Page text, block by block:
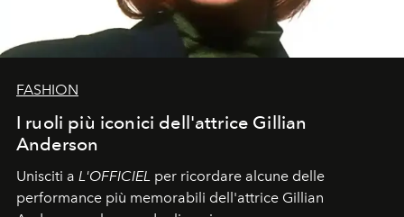
FASHION
I ruoli più iconici dell'attrice Gillian
Anderson
Unisciti a L'OFFICIEL per ricordare alcune delle
performance più memorabili dell'attrice Gillian